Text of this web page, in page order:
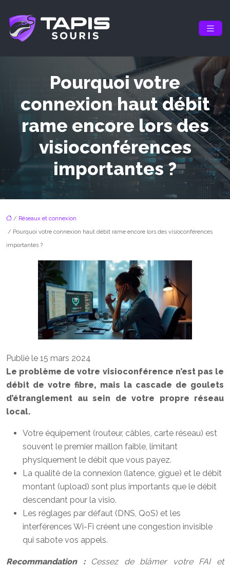
Pourquoi votre
connexion haut débit
rame encore lors des
visioconférences
importantes ?
/ Réseaux et connexion
/ Pourquoi votre connexion haut débit rame encore lors des visioconférences
importantes ?
Publié le 15 mars 2024
Le problème de votre visioconférence n’est pas le
débit de votre fibre, mais la cascade de goulets
d’étranglement au sein de votre propre réseau
local.
Votre équipement (routeur, câbles, carte réseau) est
souvent le premier maillon faible, limitant
physiquement le débit que vous payez.
La qualité de la connexion (latence, gigue) et le débit
montant (upload) sont plus importants que le débit
descendant pour la visio.
Les réglages par défaut (DNS, QoS) et les
interférences Wi-Fi créent une congestion invisible
qui sabote vos appels.
Recommandation :Cessez de blâmer votre FAI et